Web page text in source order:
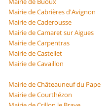
Mairie de Cabrières d'Avignon
Mairie de Caderousse
Mairie de Camaret sur Aigues
Mairie de Carpentras
Mairie de Castellet
Mairie de Cavaillon
Mairie de Châteauneuf du Pape
Mairie de Courthézon